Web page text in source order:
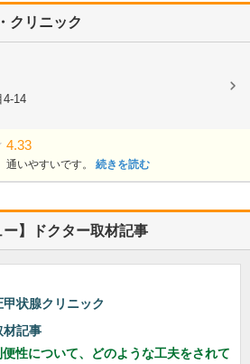
クリニック
4-14
4.33
通いやすいです。 続きを読む
ー】ドクター取材記事
甲状腺クリニック
材記事
性について、どのような工夫をされて